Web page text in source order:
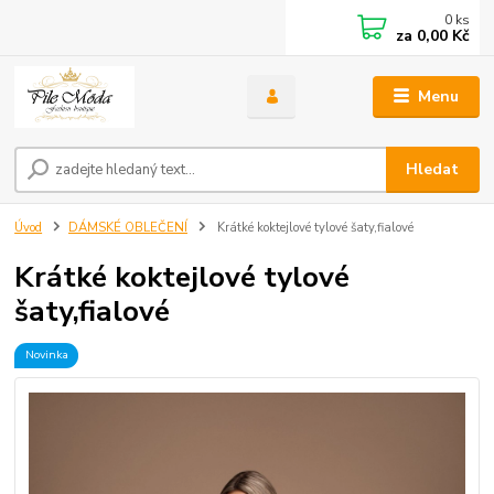
Menu
Hledat
0 ks
za 0,00 Kč
Úvod DÁMSKÉ OBLEČENÍ Krátké koktejlové tylové šaty,fialové
Krátké koktejlové tylové
šaty,fialové
Novinka